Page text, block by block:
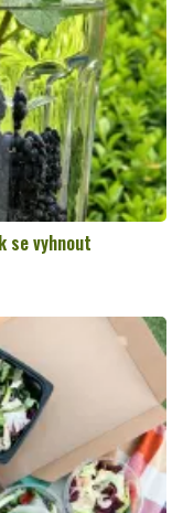
se vyhnout